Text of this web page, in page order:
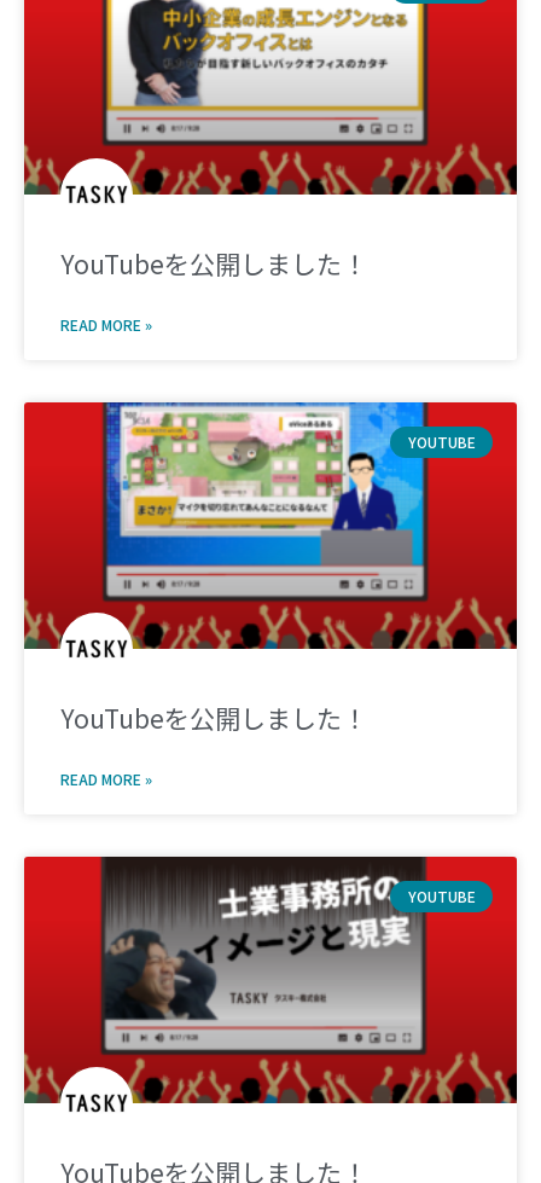
YouTubeを公開しました！
READ MORE »
YOUTUBE
YouTubeを公開しました！
READ MORE »
YOUTUBE
YouTubeを公開しました！